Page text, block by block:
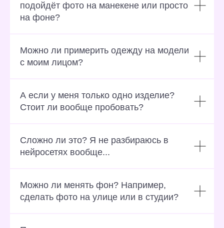
подойдёт фото на манекене или просто
на фоне?
Можно ли примерить одежду на модели
с моим лицом?
А если у меня только одно изделие?
Стоит ли вообще пробовать?
Сложно ли это? Я не разбираюсь в
нейросетях вообще...
Можно ли менять фон? Например,
сделать фото на улице или в студии?